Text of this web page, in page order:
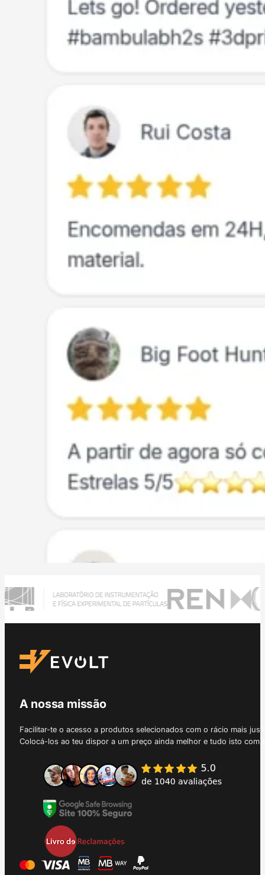
A nossa missão
Facilitar-te o acesso a produtos selecionados com o rácio mais
Colocá-los ao teu dispor a um preço ainda melhor e tudo isto